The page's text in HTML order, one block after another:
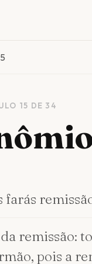
15 DE 34
farás
da remissão:
pois a